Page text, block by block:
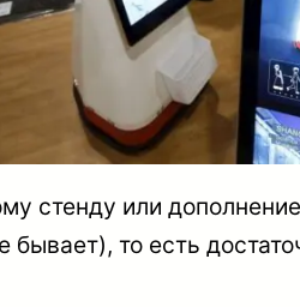
стенду или
то есть